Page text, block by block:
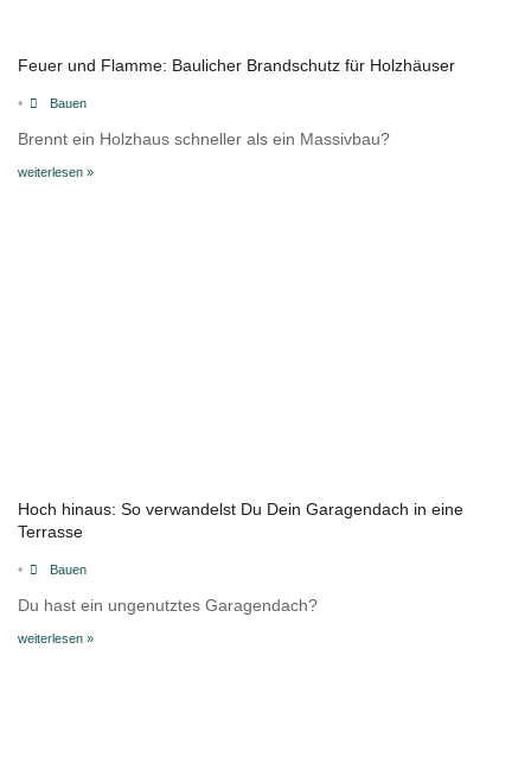
Feuer und Flamme: Baulicher Brandschutz für Holzhäuser
• Bauen
Brennt ein Holzhaus schneller als ein Massivbau?
weiterlesen »
Hoch hinaus: So verwandelst Du Dein Garagendach in eine
Terrasse
• Bauen
Du hast ein ungenutztes Garagendach?
weiterlesen »